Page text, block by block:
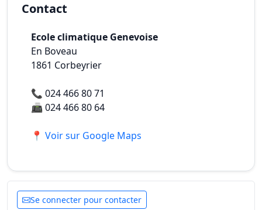
Contact
Ecole climatique Genevoise
En Boveau
1861 Corbeyrier
📞 024 466 80 71
📠024 466 80 64
📍 Voir sur Google Maps
Se connecter pour contacter